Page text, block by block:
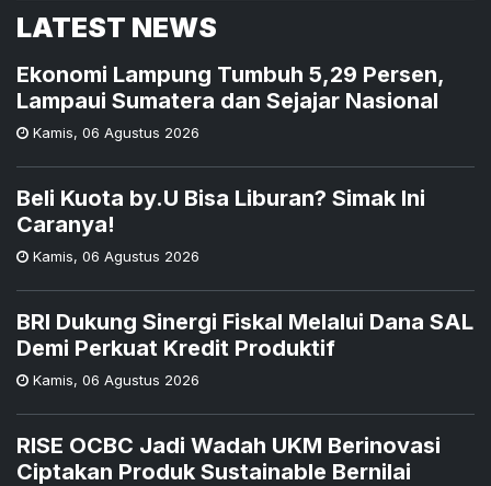
LATEST NEWS
Ekonomi Lampung Tumbuh 5,29 Persen,
Lampaui Sumatera dan Sejajar Nasional
Kamis, 06 Agustus 2026
Beli Kuota by.U Bisa Liburan? Simak Ini
Caranya!
Kamis, 06 Agustus 2026
BRI Dukung Sinergi Fiskal Melalui Dana SAL
Demi Perkuat Kredit Produktif
Kamis, 06 Agustus 2026
RISE OCBC Jadi Wadah UKM Berinovasi
Ciptakan Produk Sustainable Bernilai